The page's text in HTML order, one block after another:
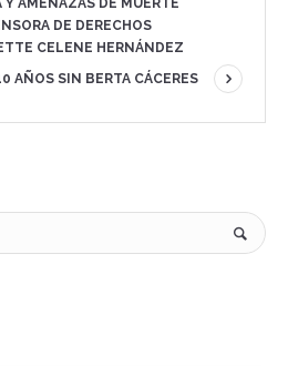
Y AMENAZAS DE MUERTE
DE DERECHOS
CELENE HERNÁNDEZ
AÑOS SIN BERTA CÁCERES